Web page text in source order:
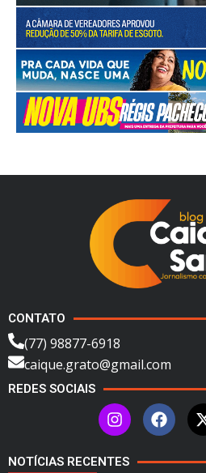
CONTATO
(77) 98877-6918
caique.grato@gmail.com
REDES SOCIAIS
NOTÍCIAS RECENTES